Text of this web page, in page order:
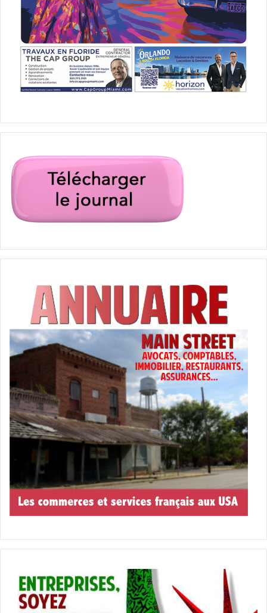
City.
Gary Nader Fine Art Gallery & Museum / Miami Wynwood
WYNWOOD : LE NOUVEAU
QUARTIER DE LA FETE
Néanmoins, la différence avec « avant », c’est que
la fête ». Espérons que les personnes qui ont investi dans
les nouveaux immeubles d’appartements ont opté pour de
très épaisses fenêtres anti-ouragans, car ça va faire du
bruit !!! Les bars et restaurants ouvrent à tous les coins de
rue : les alcooliques sans moteur zigzaguent sur les bars-
à-pédale ; les starlettes se prennent en photo à tous les
coins de rue et au « musée du selfie » ; les drag queens
virevoltent sous des pluies de dollars à la R House, et les
DJs s’enchaînent devant les foules dansant en plein air à
The Oasis. Sans oublier les dizaines de restaurants et
food courts branchés (comme Smorgasburg) où vous
pouvez acheter des tacos vegans plus chers que s’il y
avait de la viande dedans !